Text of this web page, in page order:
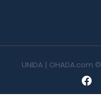
UNIDA | OHADA.com